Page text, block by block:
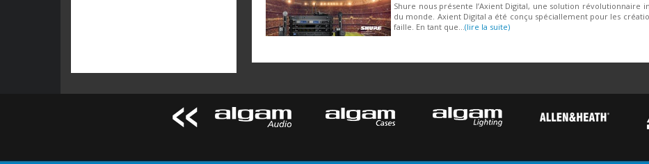
Shure nous présente l’Axient Digital, une solution révolutionnaire
du monde. Axient Digital a été conçu spéciallement pour les
faille. En tant que...(lire la suite)